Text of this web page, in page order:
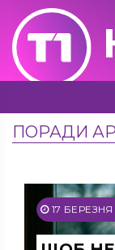
ПОРАДИ
17 БЕРЕЗНЯ